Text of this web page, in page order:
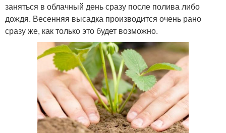
заняться в облачный день сразу после полива либо
дождя. Весенняя высадка производится очень рано
сразу же, как только это будет возможно.